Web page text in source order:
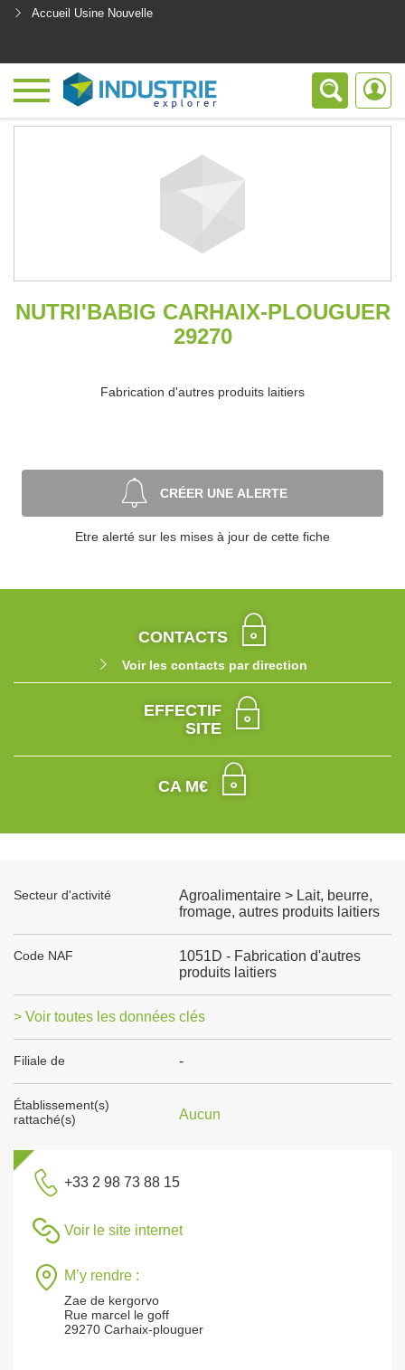
Accueil Usine Nouvelle
NUTRI'BABIG CARHAIX-PLOUGUER
29270
Fabrication d'autres produits laitiers
CRÉER UNE ALERTE
Etre alerté sur les mises à jour de cette fiche
CONTACTS
Voir les contacts par direction
EFFECTIF
SITE
CA M€
Secteur d'activité
Agroalimentaire > Lait, beurre,
fromage, autres produits laitiers
Code NAF
1051D - Fabrication d'autres
produits laitiers
> Voir toutes les données clés
Filiale de -
Établissement(s)
rattaché(s)
Aucun
+33 2 98 73 88 15
Voir le site internet
M’y rendre :
Zae de kergorvo
Rue marcel le goff
29270 Carhaix-plouguer